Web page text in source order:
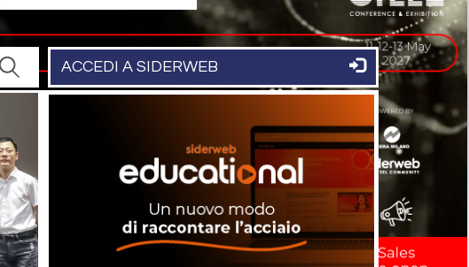
ACCEDI A SIDERWEB